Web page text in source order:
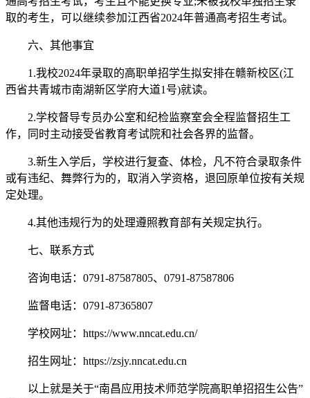
取的考生，可以继续参加江西省2024年普通高考招生考试。
六、其他事宜
1.我校2024年录取的高职单招学生拟安排在赣新校区(江
西省共青城市南湖新区学府大道1号)就读。
2.学校督导专员办公室和纪检监察室会全程监督招生工
作，同时主动接受省教育考试院和社会各界的监督。
3.新生入学后，学校进行复查、体检，凡不符合录取条件
或有违纪、舞弊行为的，取消入学资格，退回原单位按有关规
定处理。
4.其他违规行为的处理遵照教育部有关规定执行。
七、联系方式
咨询电话：0791-87587805、0791-87587806
监督电话：0791-87365807
学校网址：https://www.nncat.edu.cn/
招生网址：https://zsjy.nncat.edu.cn
以上就是关于“南昌应用技术师范学院高职单招招生公告”